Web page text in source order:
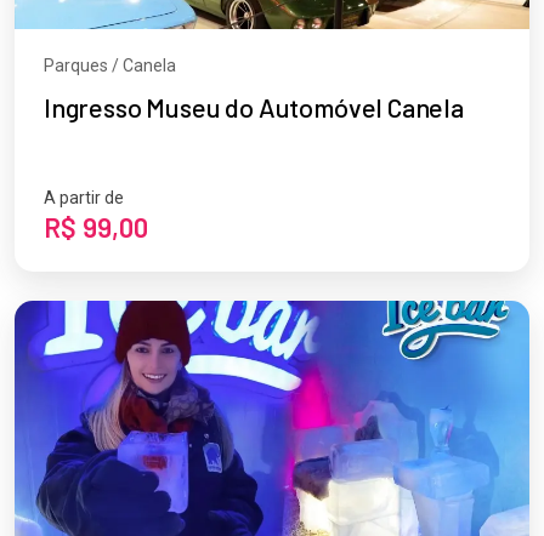
Parques / Canela
Ingresso Museu do Automóvel Canela
A partir de
R$ 99,00